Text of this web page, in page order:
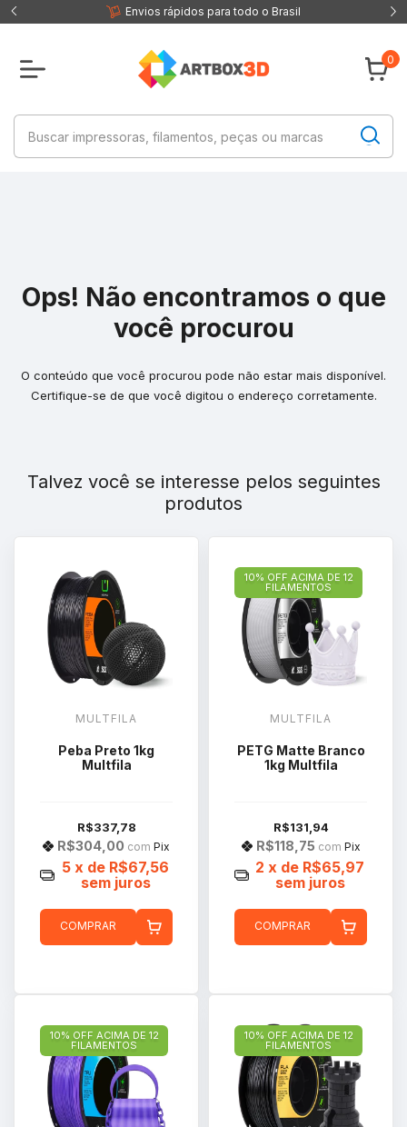
Envios rápidos para todo o Brasil
0
Ops! Não encontramos o que
você procurou
O conteúdo que você procurou pode não estar mais disponível.
Certifique-se de que você digitou o endereço corretamente.
Talvez você se interesse pelos seguintes
produtos
MULTFILA
Peba Preto 1kg
Multfila
R$337,78
R$304,00 com Pix
5 x de R$67,56
sem juros
COMPRAR
10% OFF ACIMA DE 12
FILAMENTOS
MULTFILA
PETG Matte Branco
1kg Multfila
R$131,94
R$118,75 com Pix
2 x de R$65,97
sem juros
COMPRAR
10% OFF ACIMA DE 12
FILAMENTOS
10% OFF ACIMA DE 12
FILAMENTOS